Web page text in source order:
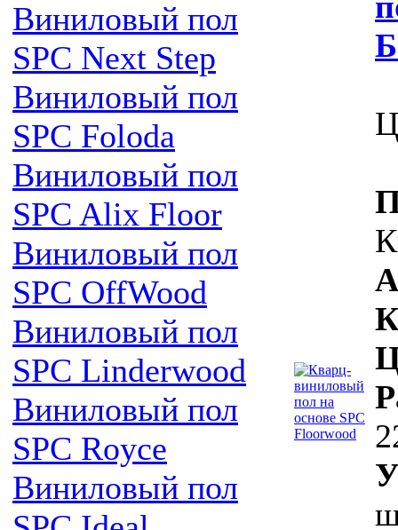
Виниловый пол
SPC Next Step
Виниловый пол
SPC Foloda
Виниловый пол
SPC Alix Floor
Виниловый пол
SPC OffWood
Виниловый пол
SPC Linderwood
Виниловый пол
SPC Royce
Виниловый пол